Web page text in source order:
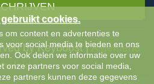
by Keyboost |Algemene
gebruikt cookies.
om content en advertenties te
voor social media te bieden en ons
Ook delen we informatie over uw
onze partners voor social media,
partners kunnen deze gegevens